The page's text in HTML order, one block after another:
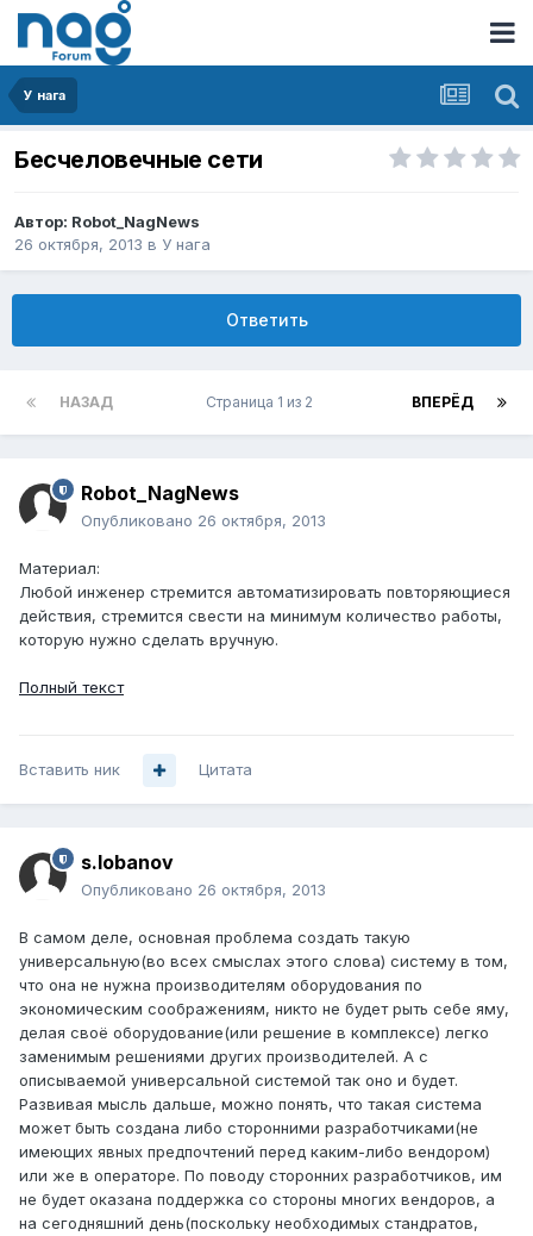
У нага
Бесчеловечные сети
Автор: Robot_NagNews
26 октября, 2013 в У нага
Ответить
НАЗАД ВПЕРЁД
Страница 1 из 2
Robot_NagNews
Опубликовано 26 октября, 2013
Материал:
Любой инженер стремится автоматизировать повторяющиеся
действия, стремится свести на минимум количество работы,
которую нужно сделать вручную.
Полный текст
Вставить ник Цитата
s.lobanov
Опубликовано 26 октября, 2013
В самом деле, основная проблема создать такую
универсальную(во всех смыслах этого слова) систему в том,
что она не нужна производителям оборудования по
экономическим соображениям, никто не будет рыть себе яму,
делая своё оборудование(или решение в комплексе) легко
заменимым решениями других производителей. А с
описываемой универсальной системой так оно и будет.
Развивая мысль дальше, можно понять, что такая система
может быть создана либо сторонними разработчиками(не
имеющих явных предпочтений перед каким-либо вендором)
или же в операторе. По поводу сторонних разработчиков, им
не будет оказана поддержка со стороны многих вендоров, а
на сегодняшний день(поскольку необходимых стандратов,